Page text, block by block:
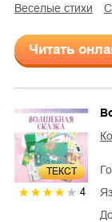
веселые стихи
Читать
ТЕКСТ
4